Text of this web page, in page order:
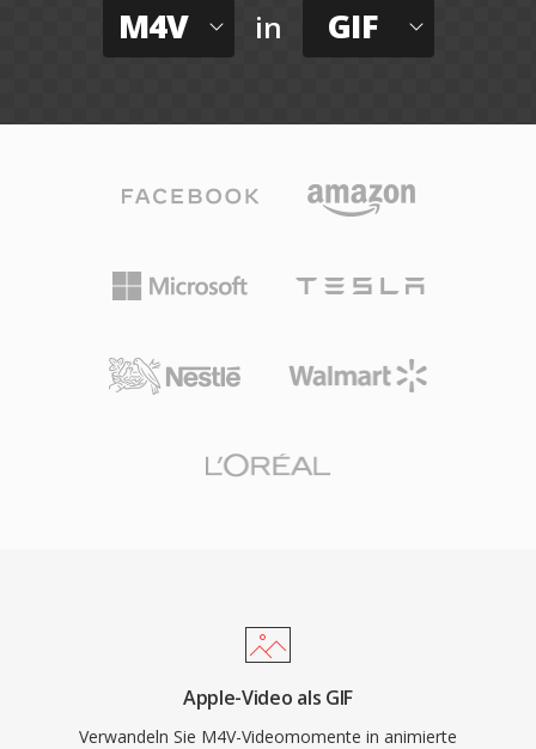
M4V in GIF
Apple-Video als GIF
Verwandeln Sie M4V-Videomomente in animierte